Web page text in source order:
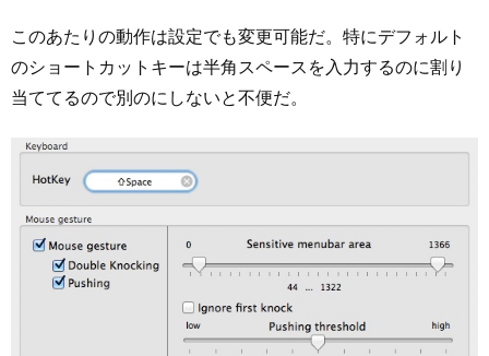
このあたりの動作は設定でも変更可能だ。特にデフォルト
のショートカットキーは半角スペースを入力するのに割り
当ててるので別のにしないと不便だ。